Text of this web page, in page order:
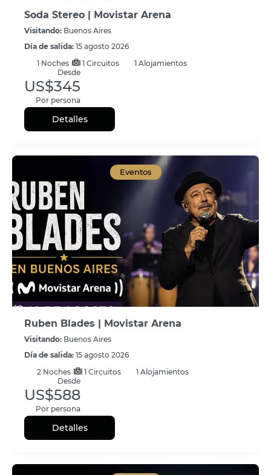
Soda Stereo | Movistar Arena
Visitando: Buenos Aires
Día de salida: 15 agosto 2026
1 Noches 1 Circuitos
1 Alojamientos
Desde
US$345
Por persona
Detalles
Eventos
Ruben Blades | Movistar Arena
Visitando: Buenos Aires
Día de salida: 15 agosto 2026
2 Noches 1 Circuitos
1 Alojamientos
Desde
US$588
Por persona
Detalles